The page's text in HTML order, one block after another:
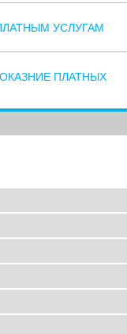
УСЛУГАМ
ПЛАТНЫХ